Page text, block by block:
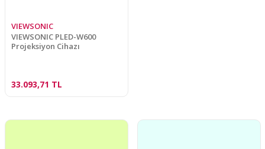
VIEWSONIC
VIEWSONIC PLED-W600
Projeksiyon Cihazı
33.093,71 TL